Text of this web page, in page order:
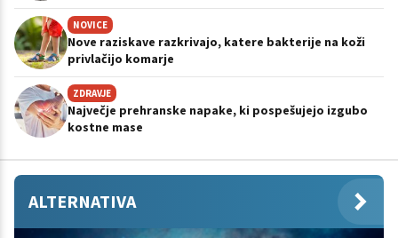
NOVICE
Nove raziskave razkrivajo, katere bakterije na koži
privlačijo komarje
ZDRAVJE
Največje prehranske napake, ki pospešujejo izgubo
kostne mase
ALTERNATIVA